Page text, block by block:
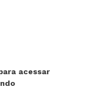
acessar